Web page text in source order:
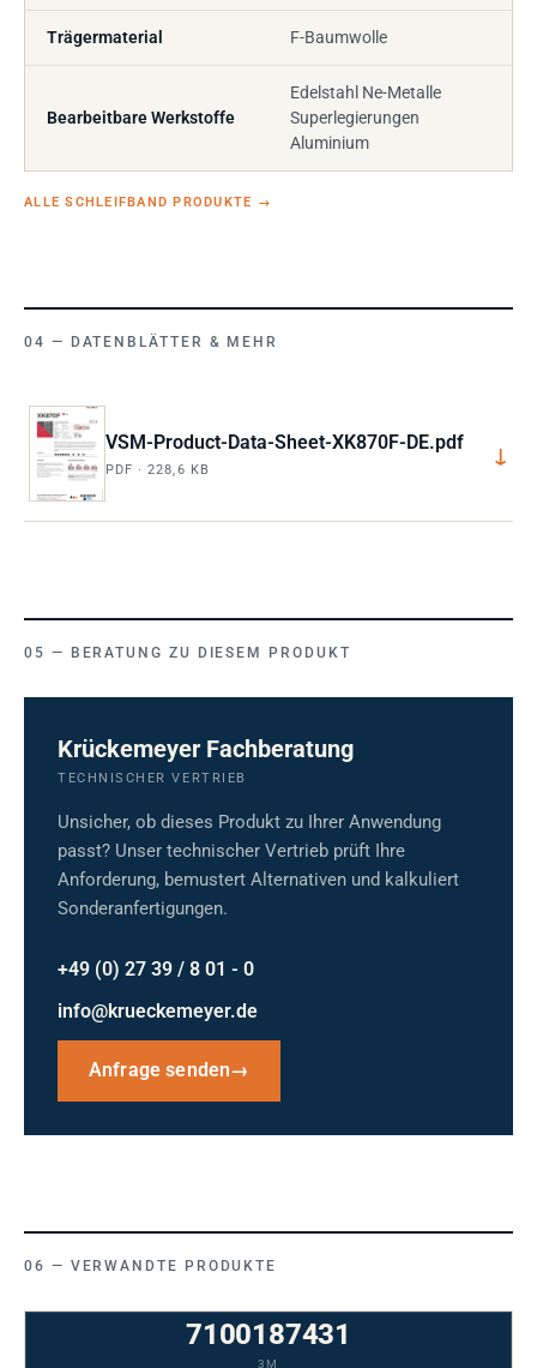
Trägermaterial F-Baumwolle
Bearbeitbare Werkstoffe
Edelstahl Ne-Metalle
Superlegierungen
Aluminium
ALLE SCHLEIFBAND PRODUKTE →
DATENBLÄTTER & MEHR
VSM-Product-Data-Sheet-XK870F-DE.pdf
PDF · 228,6 KB
↓
BERATUNG ZU DIESEM PRODUKT
Krückemeyer Fachberatung
TECHNISCHER VERTRIEB
Unsicher, ob dieses Produkt zu Ihrer Anwendung
passt? Unser technischer Vertrieb prüft Ihre
Anforderung, bemustert Alternativen und kalkuliert
Sonderanfertigungen.
+49 (0) 27 39 / 8 01 - 0
info@krueckemeyer.de
Anfrage senden→
VERWANDTE PRODUKTE
7100187431
3M